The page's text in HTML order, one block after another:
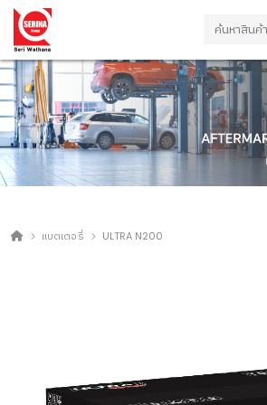
แบตเตอรี่ ULTRA N200